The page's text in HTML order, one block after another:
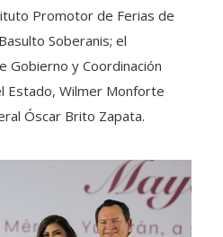
Promotor de Ferias de
Soberanis; el
Gobierno y Coordinación
Estado, Wilmer Monforte
Óscar Brito Zapata.